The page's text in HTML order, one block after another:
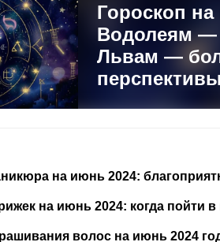
Гороскоп
Водолеям —
Львам —
перспективы
на июнь 2024:
на июнь 2024: когда пойти
волос на июнь 2024